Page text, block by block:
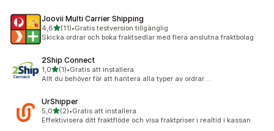
Joovii Multi Carrier Shipping
4,6av 5 stjärnor
(11)
11 recensioner totalt
•Gratis testversion tillgänglig
Skicka ordrar och boka fraktsedlar med flera anslutna fraktbolag
2Ship Connect
1,0av 5 stjärnor
(1)
1 recensioner totalt
•Gratis att installera
Allt du behöver för att hantera alla typer av ordrar ...
UrShipper
5,0av 5 stjärnor
(2)
2 recensioner totalt
•Gratis att installera
Effektivisera ditt fraktflöde och visa fraktpriser i realtid i kassan